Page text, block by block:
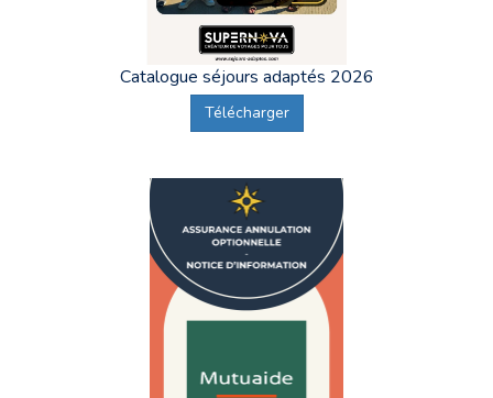
Catalogue séjours adaptés 2026
Télécharger